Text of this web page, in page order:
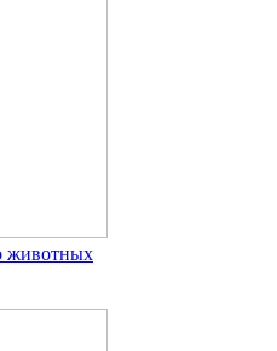
животных